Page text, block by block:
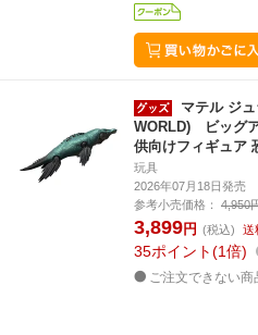
マテル ジ
WORLD) ビッグ
供向けフィギュア
玩具
2026年07月18日発売
参考小売価格：
4,950
3,899円 (税込) 送
35ポイント 1倍
ご注文できない商